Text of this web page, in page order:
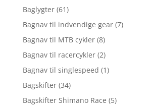
Baglygter (61)
Bagnav til indvendige gear (7)
Bagnav til MTB cykler (8)
Bagnav til racercykler (2)
Bagnav til singlespeed (1)
Bagskifter (34)
Bagskifter Shimano Race (5)